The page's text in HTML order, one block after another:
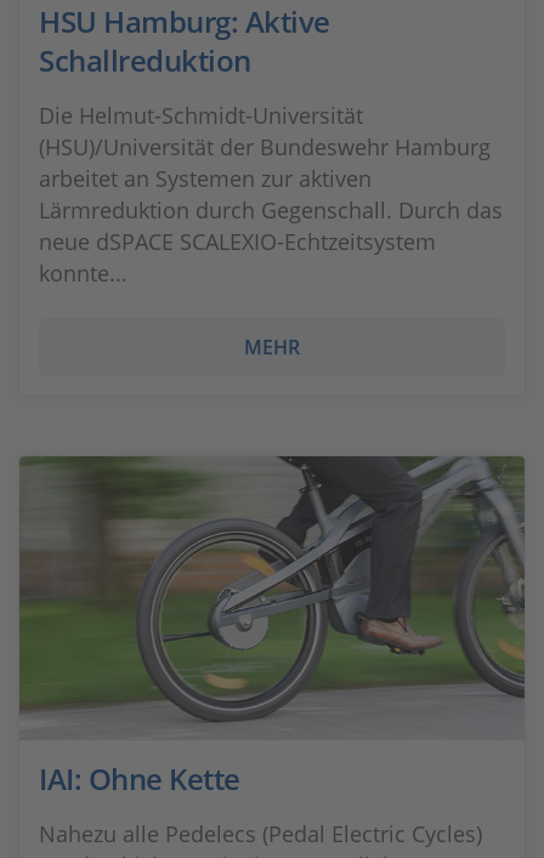
HSU Hamburg: Aktive
Schallreduktion
Die Helmut-Schmidt-Universität
(HSU)/Universität der Bundeswehr Hamburg
arbeitet an Systemen zur aktiven
Lärmreduktion durch Gegenschall. Durch das
neue dSPACE SCALEXIO-Echtzeitsystem
konnte...
MEHR
IAI: Ohne Kette
Nahezu alle Pedelecs (Pedal Electric Cycles)